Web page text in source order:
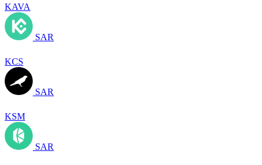
KAVA
SAR
KCS
SAR
KSM
SAR